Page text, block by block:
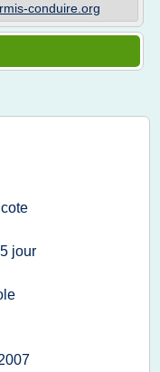
conduire.org
jour